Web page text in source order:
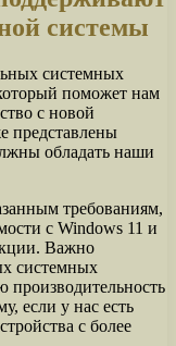
системы
системных
поможет нам
с новой
представлены
обладать наши
требованиям,
с Windows 11 и
Важно
системных
производительность
если у нас есть
с более